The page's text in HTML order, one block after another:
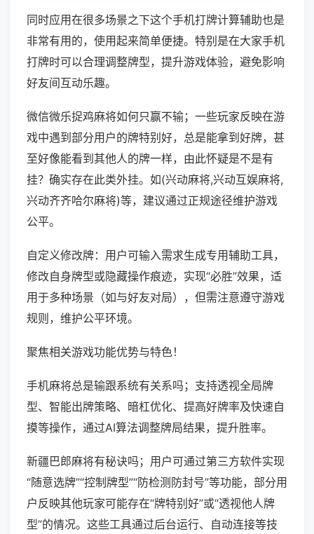
同时应用在很多场景之下这个手机打牌计算辅助也是
非常有用的，使用起来简单便捷。特别是在大家手机
打牌时可以合理调整牌型，提升游戏体验，避免影响
好友间互动乐趣。
微信微乐捉鸡麻将如何只赢不输；一些玩家反映在游
戏中遇到部分用户的牌特别好，总是能拿到好牌，甚
至好像能看到其他人的牌一样，由此怀疑是不是有
挂？确实存在此类外挂。如(兴动麻将,兴动互娱麻将,
兴动齐齐哈尔麻将)等，建议通过正规途径维护游戏
公平。
自定义修改牌：用户可输入需求生成专用辅助工具，
修改自身牌型或隐藏操作痕迹，实现“必胜”效果，适
用于多种场景（如与好友对局），但需注意遵守游戏
规则，维护公平环境。
聚焦相关游戏功能优势与特色！
手机麻将总是输跟系统有关系吗；支持透视全局牌
型、智能出牌策略、暗杠优化、提高好牌率及快速自
摸等操作，通过AI算法调整牌局结果，提升胜率。
新疆巴郎麻将有秘诀吗；用户可通过第三方软件实现
“随意选牌”“控制牌型”“防检测防封号”等功能，部分用
户反映其他玩家可能存在“牌特别好”或“透视他人牌
型”的情况。这些工具通过后台运行、自动连接等技